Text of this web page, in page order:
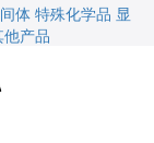
体 特殊化学品 显
他产品